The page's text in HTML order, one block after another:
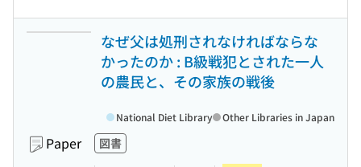
なぜ父は処刑されなければならな
かったのか : B級戦犯とされた一人
の農民と、その家族の戦後
Paper 図書
National Diet Library Other Libraries in Japan